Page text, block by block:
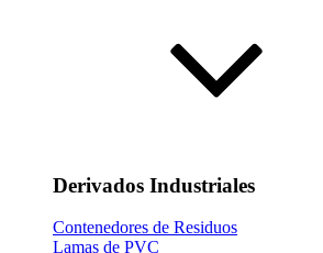
Derivados Industriales
Contenedores de Residuos
Lamas de PVC